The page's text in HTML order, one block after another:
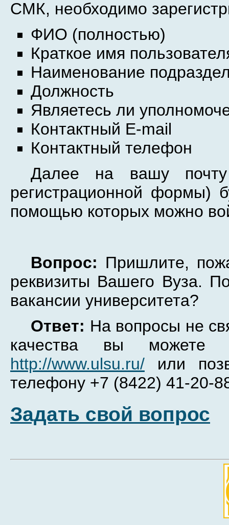
СМК, необходимо
ФИО (полностью)
Краткое имя
Наименование
Должность
Являетесь ли
Контактный E-mail
Контактный телефон
Далее на вашу почту
регистрационной формы)
помощью которых можно
Вопрос: Пришлите,
реквизиты Вашего Вуза.
вакансии университета?
Ответ: На вопросы не
качества вы можете
http://www.ulsu.ru/ или
телефону +7 (8422) 41-20-
Задать свой вопрос